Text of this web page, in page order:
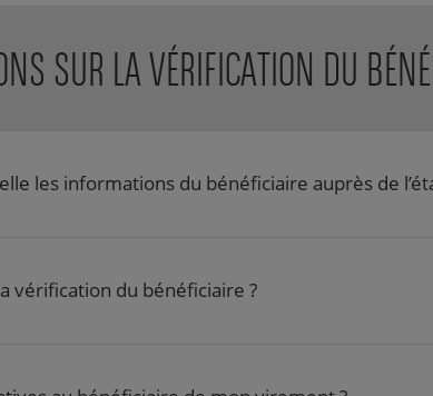
SUR LA VÉRIFICATION DU
les informations du bénéficiaire auprès de
vérification du bénéficiaire ?